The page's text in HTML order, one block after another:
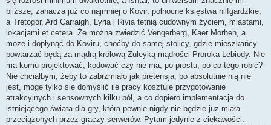
bliższe, zahacza już co najmniej o Kovir, północne księstwa nilfgardzkie,
a Tretogor, Ard Carraigh, Lyria i Rivia tętnią cudownym życiem, miastami,
lokacjami et cetera. Że można zwiedzić Vengerberg, Kaer Morhen, a
może i dopłynąć do Koviru, choćby do samej stolicy, gdzie mieszkańcy
powtarzać będą za mądrą królową Zuleyką mądrości Proroka Lebiody. Nie
ma komu projektować, kodować czy nie ma, po prostu, po co tego robić?
Nie chciałbym, żeby to zabrzmiało jak pretensja, bo absolutnie nią nie
jest, mogę tylko się domyślić ile pracy kosztuje przygotowanie
atrakcyjnych i sensownych kilku pól, a co dopiero implementacja do
istniejącego świata dla gry, która pewnie nigdy nie będzie już miała
przeciążonych przez graczy serwerów. Pytam jedynie z ciekawości.